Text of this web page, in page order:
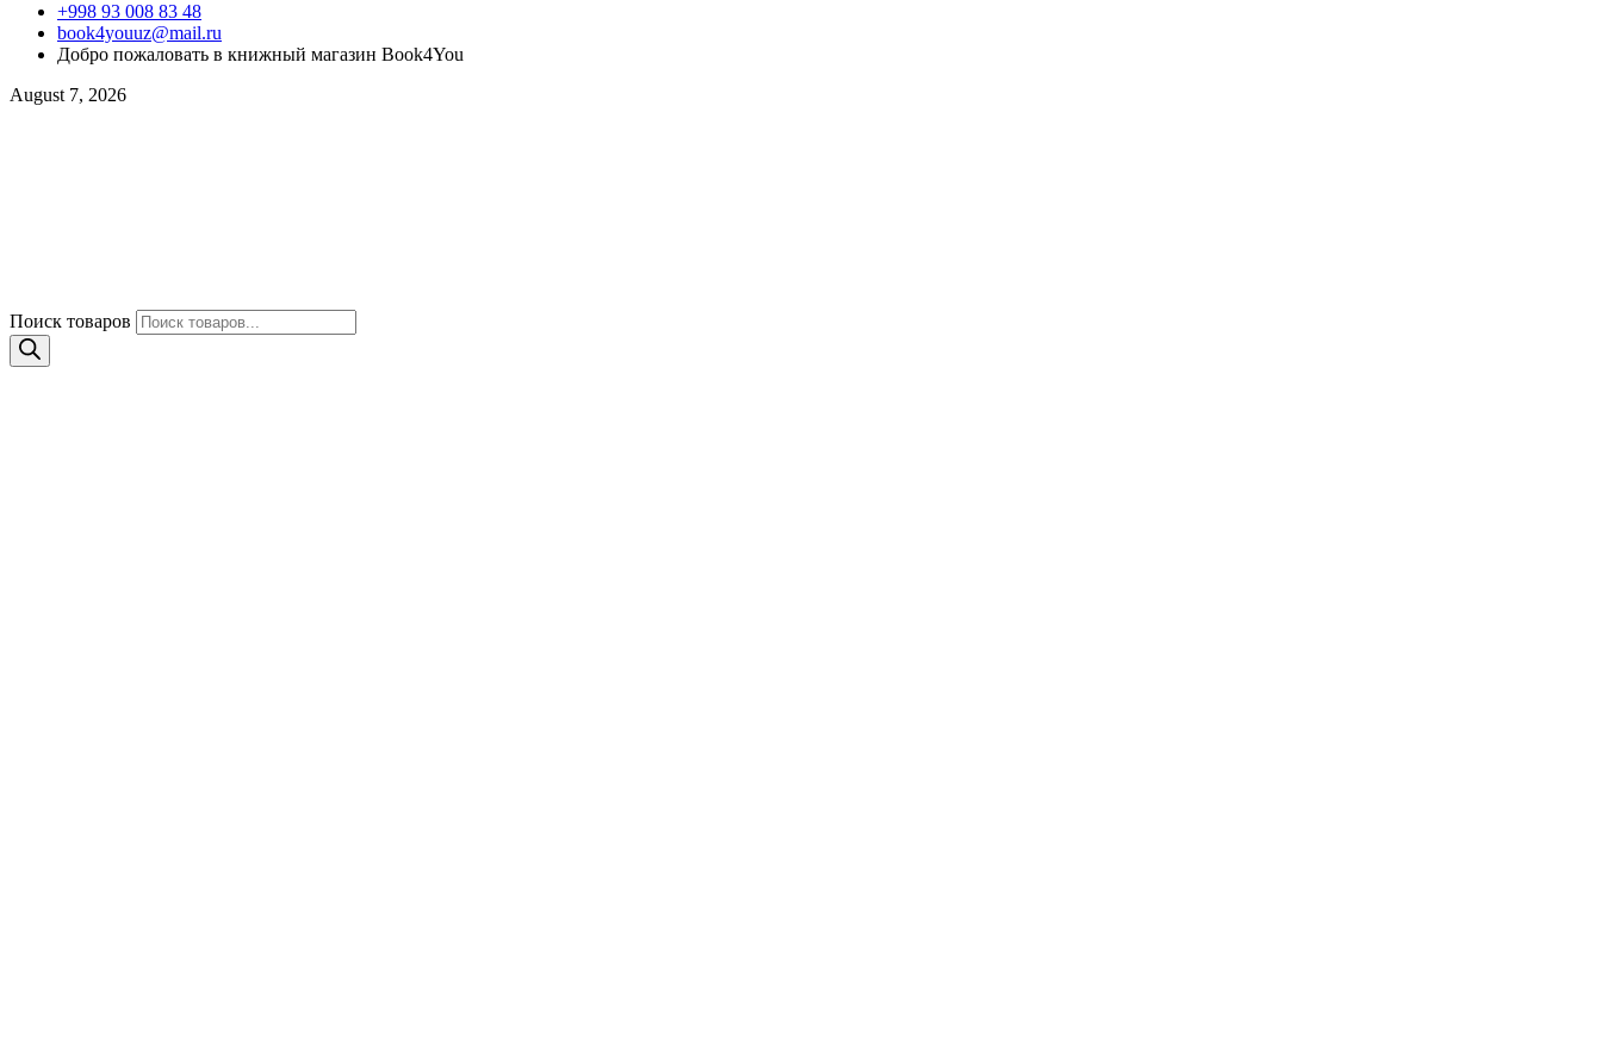
+998 93 008 83 48
book4youuz@mail.ru
Добро пожаловать в книжный магазин Book4You
August 7, 2026
Поиск товаров